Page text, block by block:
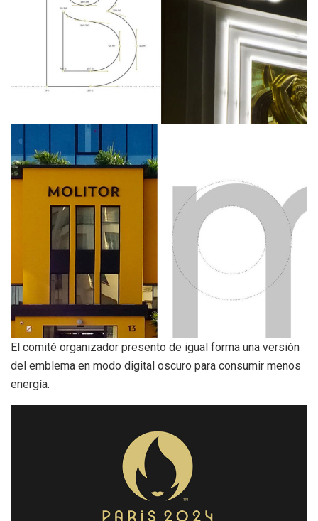
El comité organizador presento de igual forma una versión
del emblema en modo digital oscuro para consumir menos
energía.